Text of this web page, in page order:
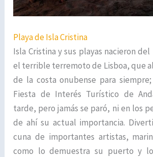
Playa de Isla Cristina
Isla Cristina y sus playas nacieron del
el terrible terremoto de Lisboa, que
de la costa onubense para
Fiesta de Interés Turístico de
tarde, pero jamás se paró, ni en los
de ahí su actual importancia.
cuna de importantes artistas,
como lo demuestra su puerto y